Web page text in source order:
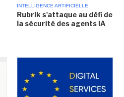
INTELLIGENCE ARTIFICIELLE
Rubrik s'attaque au défi de
la sécurité des agents IA